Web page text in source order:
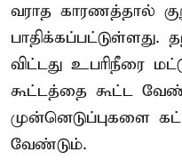
வராத காரணத்தால்
பாதிக்கப்பட்டுள்ளது.
விட்டது உபரிநீரை
கூட்டத்தை கூட்ட
முன்னெடுப்புகளை
வேண்டும்.